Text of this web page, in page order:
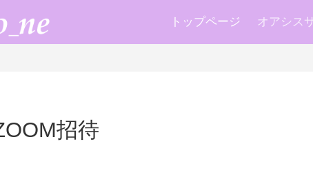
トップページ オアシス
招待